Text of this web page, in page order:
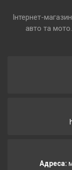
Інтернет-
авто та мото.
Адреса: